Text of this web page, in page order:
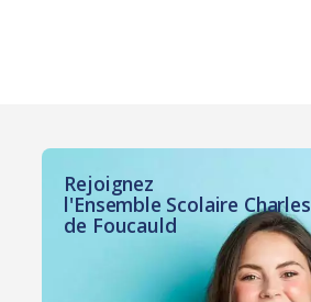
Rejoignez
l'Ensemble Scolaire Charles
de Foucauld